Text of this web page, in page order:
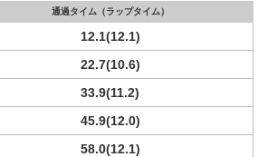
通過タイム（ラップタイム）
12.1(12.1)
22.7(10.6)
33.9(11.2)
45.9(12.0)
58.0(12.1)